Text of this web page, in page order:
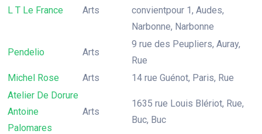
L T Le France Arts
convientpour 1, Audes,
Narbonne, Narbonne
Pendelio Arts
9 rue des Peupliers, Auray,
Rue
Michel Rose
Arts
14 rue Guénot, Paris, Rue
Atelier De Dorure
Antoine
Palomares
Arts
1635 rue Louis Blériot, Rue,
Buc, Buc